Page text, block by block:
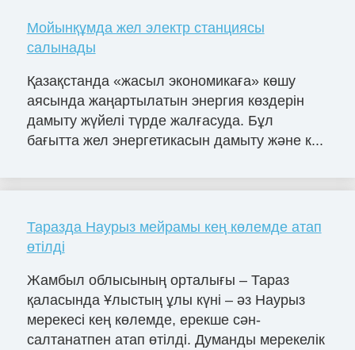
Мойынқұмда жел электр станциясы
салынады
Қазақстанда «жасыл экономикаға» көшу
аясында жаңартылатын энергия көздерін
дамыту жүйелі түрде жалғасуда. Бұл
бағытта жел энергетикасын дамыту және к...
Таразда Наурыз мейрамы кең көлемде атап
өтілді
Жамбыл облысының орталығы – Тараз
қаласында Ұлыстың ұлы күні – әз Наурыз
мерекесі кең көлемде, ерекше сән-
салтанатпен атап өтілді. Думанды мерекелік